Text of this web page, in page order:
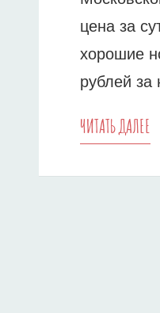
цена за
хорошие
рублей за
ЧИТАТЬ ДАЛЕЕ